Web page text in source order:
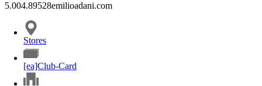
5.004.89528emilioadani.com
Stores
[ea]Club-Card